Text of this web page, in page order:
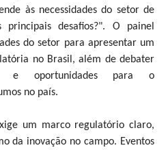
às necessidades do setor de
principais desafios?". O painel
do setor para apresentar um
no Brasil, além de debater
e oportunidades para o
no país.
um marco regulatório claro,
da inovação no campo. Eventos